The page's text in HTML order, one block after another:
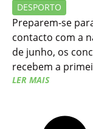
DESPORTO
Preparem-se
contacto com a
de junho, os
recebem a
LER MAIS